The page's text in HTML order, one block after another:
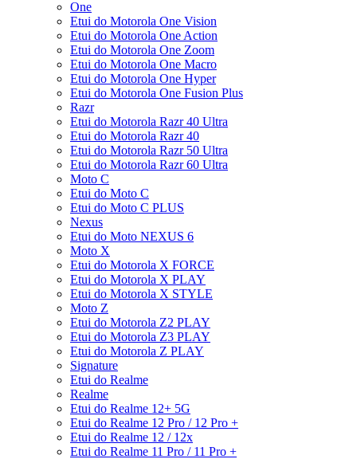
One
Etui do Motorola One Vision
Etui do Motorola One Action
Etui do Motorola One Zoom
Etui do Motorola One Macro
Etui do Motorola One Hyper
Etui do Motorola One Fusion Plus
Razr
Etui do Motorola Razr 40 Ultra
Etui do Motorola Razr 40
Etui do Motorola Razr 50 Ultra
Etui do Motorola Razr 60 Ultra
Moto C
Etui do Moto C
Etui do Moto C PLUS
Nexus
Etui do Moto NEXUS 6
Moto X
Etui do Motorola X FORCE
Etui do Motorola X PLAY
Etui do Motorola X STYLE
Moto Z
Etui do Motorola Z2 PLAY
Etui do Motorola Z3 PLAY
Etui do Motorola Z PLAY
Signature
Etui do Realme
Realme
Etui do Realme 12+ 5G
Etui do Realme 12 Pro / 12 Pro +
Etui do Realme 12 / 12x
Etui do Realme 11 Pro / 11 Pro +